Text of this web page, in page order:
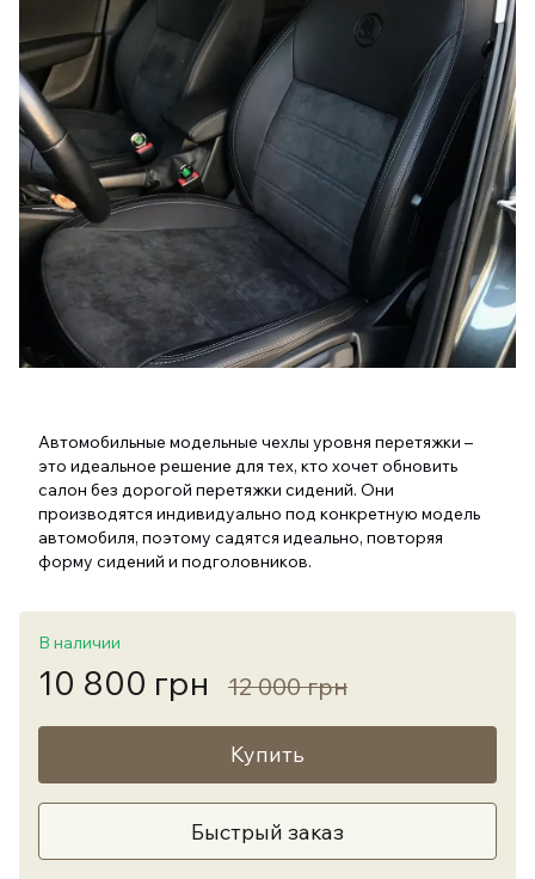
Автомобильные модельные чехлы уровня перетяжки –
это идеальное решение для тех, кто хочет обновить
салон без дорогой перетяжки сидений. Они
производятся индивидуально под конкретную модель
автомобиля, поэтому садятся идеально, повторяя
форму сидений и подголовников.
В наличии
10 800 грн 12 000 грн
Купить
Быстрый заказ